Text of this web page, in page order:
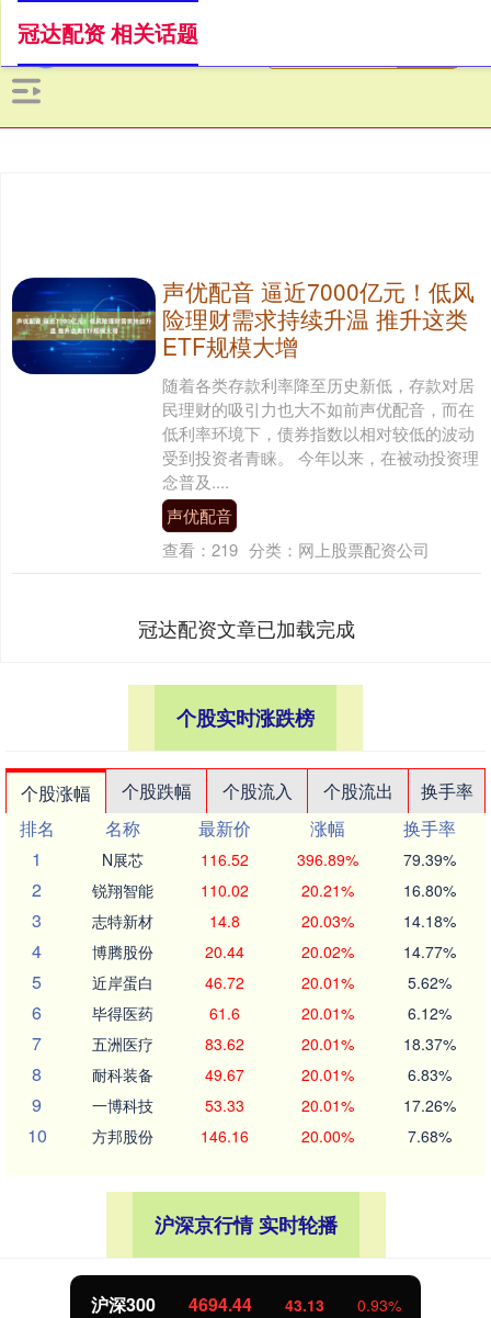
冠达配资 相关话题
声优配音 逼近7000亿元！低风
险理财需求持续升温 推升这类
ETF规模大增
随着各类存款利率降至历史新低，存款对居
民理财的吸引力也大不如前声优配音，而在
低利率环境下，债券指数以相对较低的波动
受到投资者青睐。 今年以来，在被动投资理
念普及....
声优配音
查看： 219 分类： 网上股票配资公司
冠达配资文章已加载完成
个股实时涨跌榜
个股涨幅 个股跌幅 个股流入 个股流出
换手率
排名
名称 最新价 涨幅
换手率
1
N展芯 116.52 396.89% 79.39%
2 锐翔智能 110.02 20.21% 16.80%
3 志特新材 14.8 20.03% 14.18%
4 博腾股份 20.44 20.02% 14.77%
5 近岸蛋白 46.72 20.01% 5.62%
6 毕得医药 61.6 20.01% 6.12%
7 五洲医疗 83.62 20.01% 18.37%
8 耐科装备 49.67 20.01% 6.83%
9 一博科技 53.33 20.01% 17.26%
10 方邦股份 146.16 20.00% 7.68%
沪深京行情 实时轮播
北证50 1134.24